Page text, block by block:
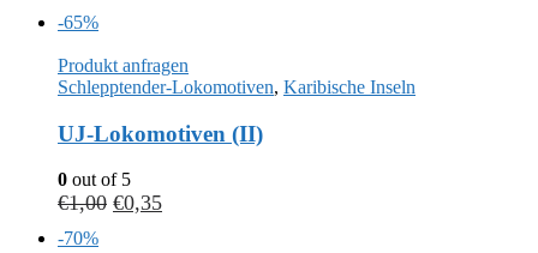
-65%
Produkt anfragen
Schlepptender-Lokomotiven, Karibische Inseln
UJ-Lokomotiven (II)
0 out of 5
€1,00 €0,35
-70%